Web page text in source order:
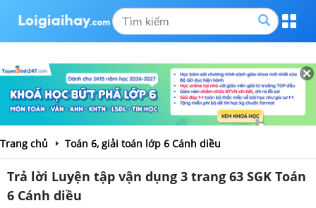
Trang chủ Toán 6, giải toán lớp 6 Cánh diều
Trả lời Luyện tập vận dụng 3 trang 63 SGK Toán
6 Cánh diều